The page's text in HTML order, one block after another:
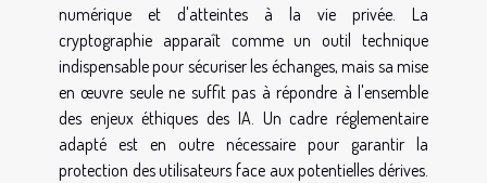
numérique et d'atteintes à la vie privée. La
cryptographie apparaît comme un outil technique
indispensable pour sécuriser les échanges, mais sa mise
en œuvre seule ne suffit pas à répondre à l'ensemble
des enjeux éthiques des IA. Un cadre réglementaire
adapté est en outre nécessaire pour garantir la
protection des utilisateurs face aux potentielles dérives.